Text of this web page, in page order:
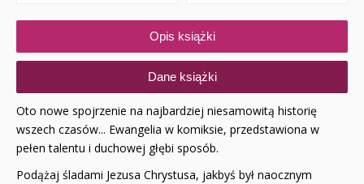
Opis książki
Dane książki
Oto nowe spojrzenie na najbardziej niesamowitą historię
wszech czasów... Ewangelia w komiksie, przedstawiona w
pełen talentu i duchowej głębi sposób.
Podążaj śladami Jezusa Chrystusa, jakbyś był naocznym